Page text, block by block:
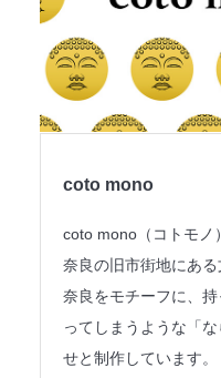
ア
SHARE ME!
coto mono
coto mono（コトモノ
奈良の旧市街地にある
奈良をモチーフに、
ってしまうような「
せと制作しています。